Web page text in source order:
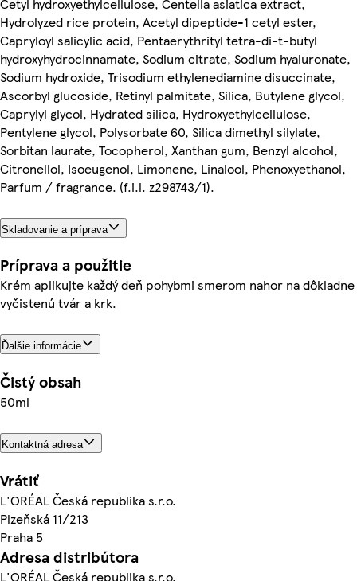
Hydrolyzed rice protein, Acetyl dipeptide-1 cetyl ester,
Capryloyl salicylic acid, Pentaerythrityl tetra-di-t-butyl
hydroxyhydrocinnamate, Sodium citrate, Sodium hyaluronate,
Sodium hydroxide, Trisodium ethylenediamine disuccinate,
Ascorbyl glucoside, Retinyl palmitate, Silica, Butylene glycol,
Caprylyl glycol, Hydrated silica, Hydroxyethylcellulose,
Pentylene glycol, Polysorbate 60, Silica dimethyl silylate,
Sorbitan laurate, Tocopherol, Xanthan gum, Benzyl alcohol,
Citronellol, Isoeugenol, Limonene, Linalool, Phenoxyethanol,
Parfum / fragrance. (f.i.l. z298743/1).
Skladovanie a príprava
Príprava a použitie
Krém aplikujte každý deň pohybmi smerom nahor na dôkladne
vyčistenú tvár a krk.
Ďalšie informácie
Čistý obsah
50ml
Kontaktná adresa
Vrátiť
L'ORÉAL Česká republika s.r.o.
Plzeňská 11/213
Praha 5
Adresa distribútora
L'ORÉAL Česká republika s.r.o.